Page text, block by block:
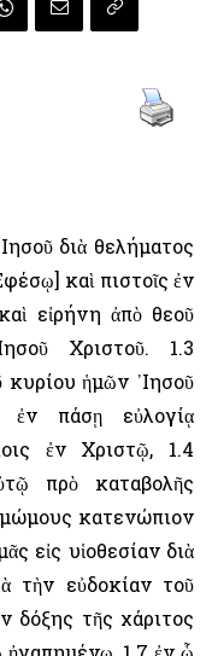
διὰ θελήματος
καὶ πιστοῖς ἐν
εἰρήνη ἀπὸ θεοῦ
Χριστοῦ. 1.3
ἡμῶν ᾽Ιησοῦ
ἐν πάσῃ εὐλογίᾳ
ἐν Χριστῷ, 1.4
πρὸ καταβολῆς
κατενώπιον
εἰς υἱοθεσίαν διὰ
τὴν εὐδοκίαν τοῦ
δόξης τῆς χάριτος